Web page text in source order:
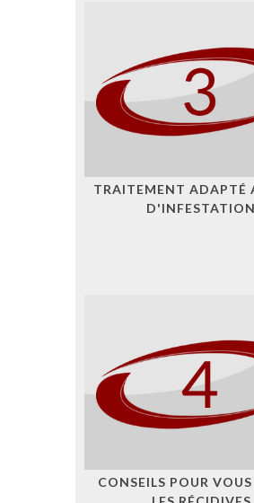
TRAITEMENT ADAPTÉ
D'INFESTATION
CONSEILS POUR